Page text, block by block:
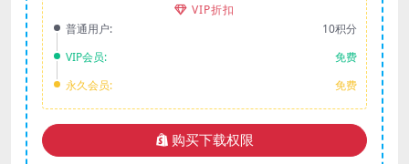
VIP折扣
普通用户:
10积分
VIP会员:
免费
永久会员:
免费
购买下载权限